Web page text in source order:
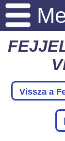
Vissza a